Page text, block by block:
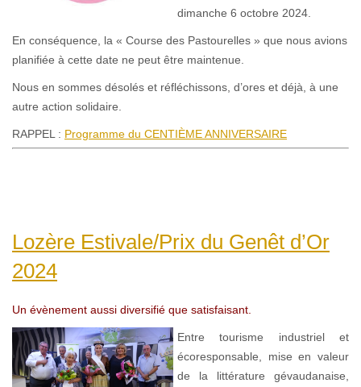
dimanche 6 octobre 2024.
En conséquence, la « Course des Pastourelles » que nous avions
planifiée à cette date ne peut être maintenue.
Nous en sommes désolés et réfléchissons, d’ores et déjà, à une
autre action solidaire.
RAPPEL : Programme du CENTIÈME ANNIVERSAIRE
Lozère Estivale/Prix du Genêt d’Or
2024
Un évènement aussi diversifié que satisfaisant.
Entre tourisme industriel et
écoresponsable, mise en valeur
de la littérature gévaudanaise,